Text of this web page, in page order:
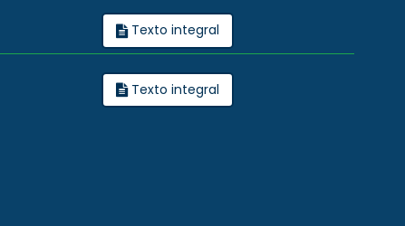
Texto integral
Texto integral